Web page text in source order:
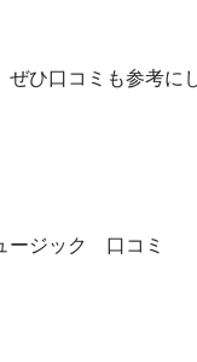
ぜひ口コミも参考に
ージック 口コミ